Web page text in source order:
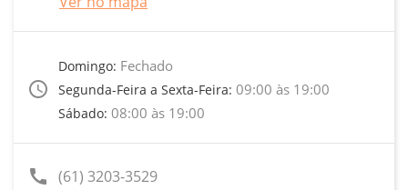
access_time
Domingo: Fechado
Segunda-Feira a Sexta-Feira: 09:00 às 19:00
Sábado: 08:00 às 19:00
call (61) 3203-3529